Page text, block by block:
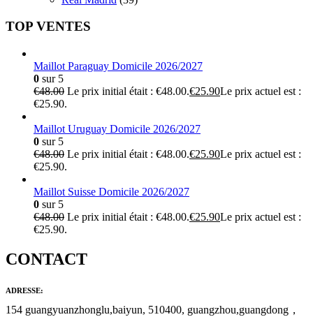
TOP VENTES
Maillot Paraguay Domicile 2026/2027
0 sur 5
€48.00 Le prix initial était : €48.00.€25.90Le prix actuel est :
€25.90.
Maillot Uruguay Domicile 2026/2027
0 sur 5
€48.00 Le prix initial était : €48.00.€25.90Le prix actuel est :
€25.90.
Maillot Suisse Domicile 2026/2027
0 sur 5
€48.00 Le prix initial était : €48.00.€25.90Le prix actuel est :
€25.90.
CONTACT
ADRESSE:
154 guangyuanzhonglu,baiyun, 510400, guangzhou,guangdong，